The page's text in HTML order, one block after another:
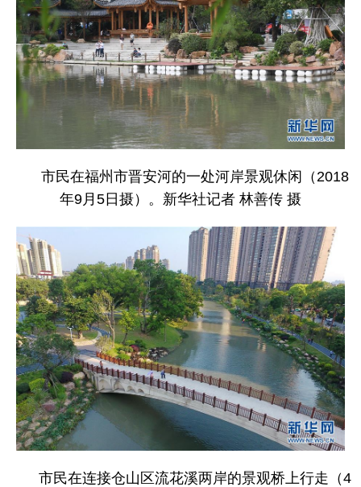
市民在福州市晋安河的一处河岸景观休闲（2018
年9月5日摄）。新华社记者 林善传 摄
市民在连接仓山区流花溪两岸的景观桥上行走（4